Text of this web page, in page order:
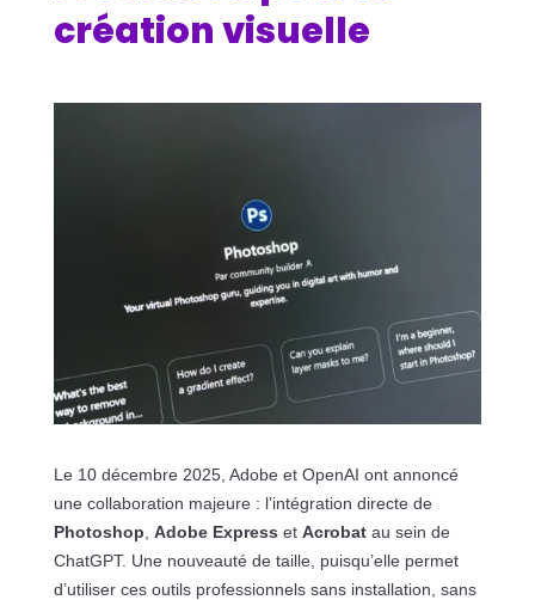
création visuelle
Le 10 décembre 2025, Adobe et OpenAI ont annoncé
une collaboration majeure : l’intégration directe de
Photoshop Adobe Express et Acrobatau sein de
ChatGPT. Une nouveauté de taille, puisqu’elle permet
d’utiliser ces outils professionnels sans installation, sans